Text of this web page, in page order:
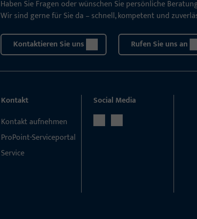
Haben Sie Fragen oder wünschen Sie persönliche
Wir sind gerne für Sie da – schnell, kompetent und
Kontaktieren Sie uns Rufen Sie uns an
Kontakt
Kontakt aufnehmen
ProPoint-Serviceportal
Service
Social Media